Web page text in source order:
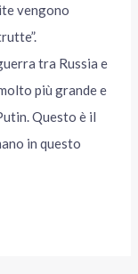
vengono
tra Russia e
più grande e
Questo è il
in questo